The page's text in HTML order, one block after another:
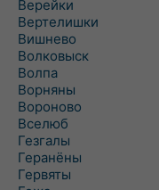
Верейки
Вертелишки
Вишнево
Волковыск
Волпа
Ворняны
Вороново
Вселюб
Гезгалы
Геранёны
Гервяты